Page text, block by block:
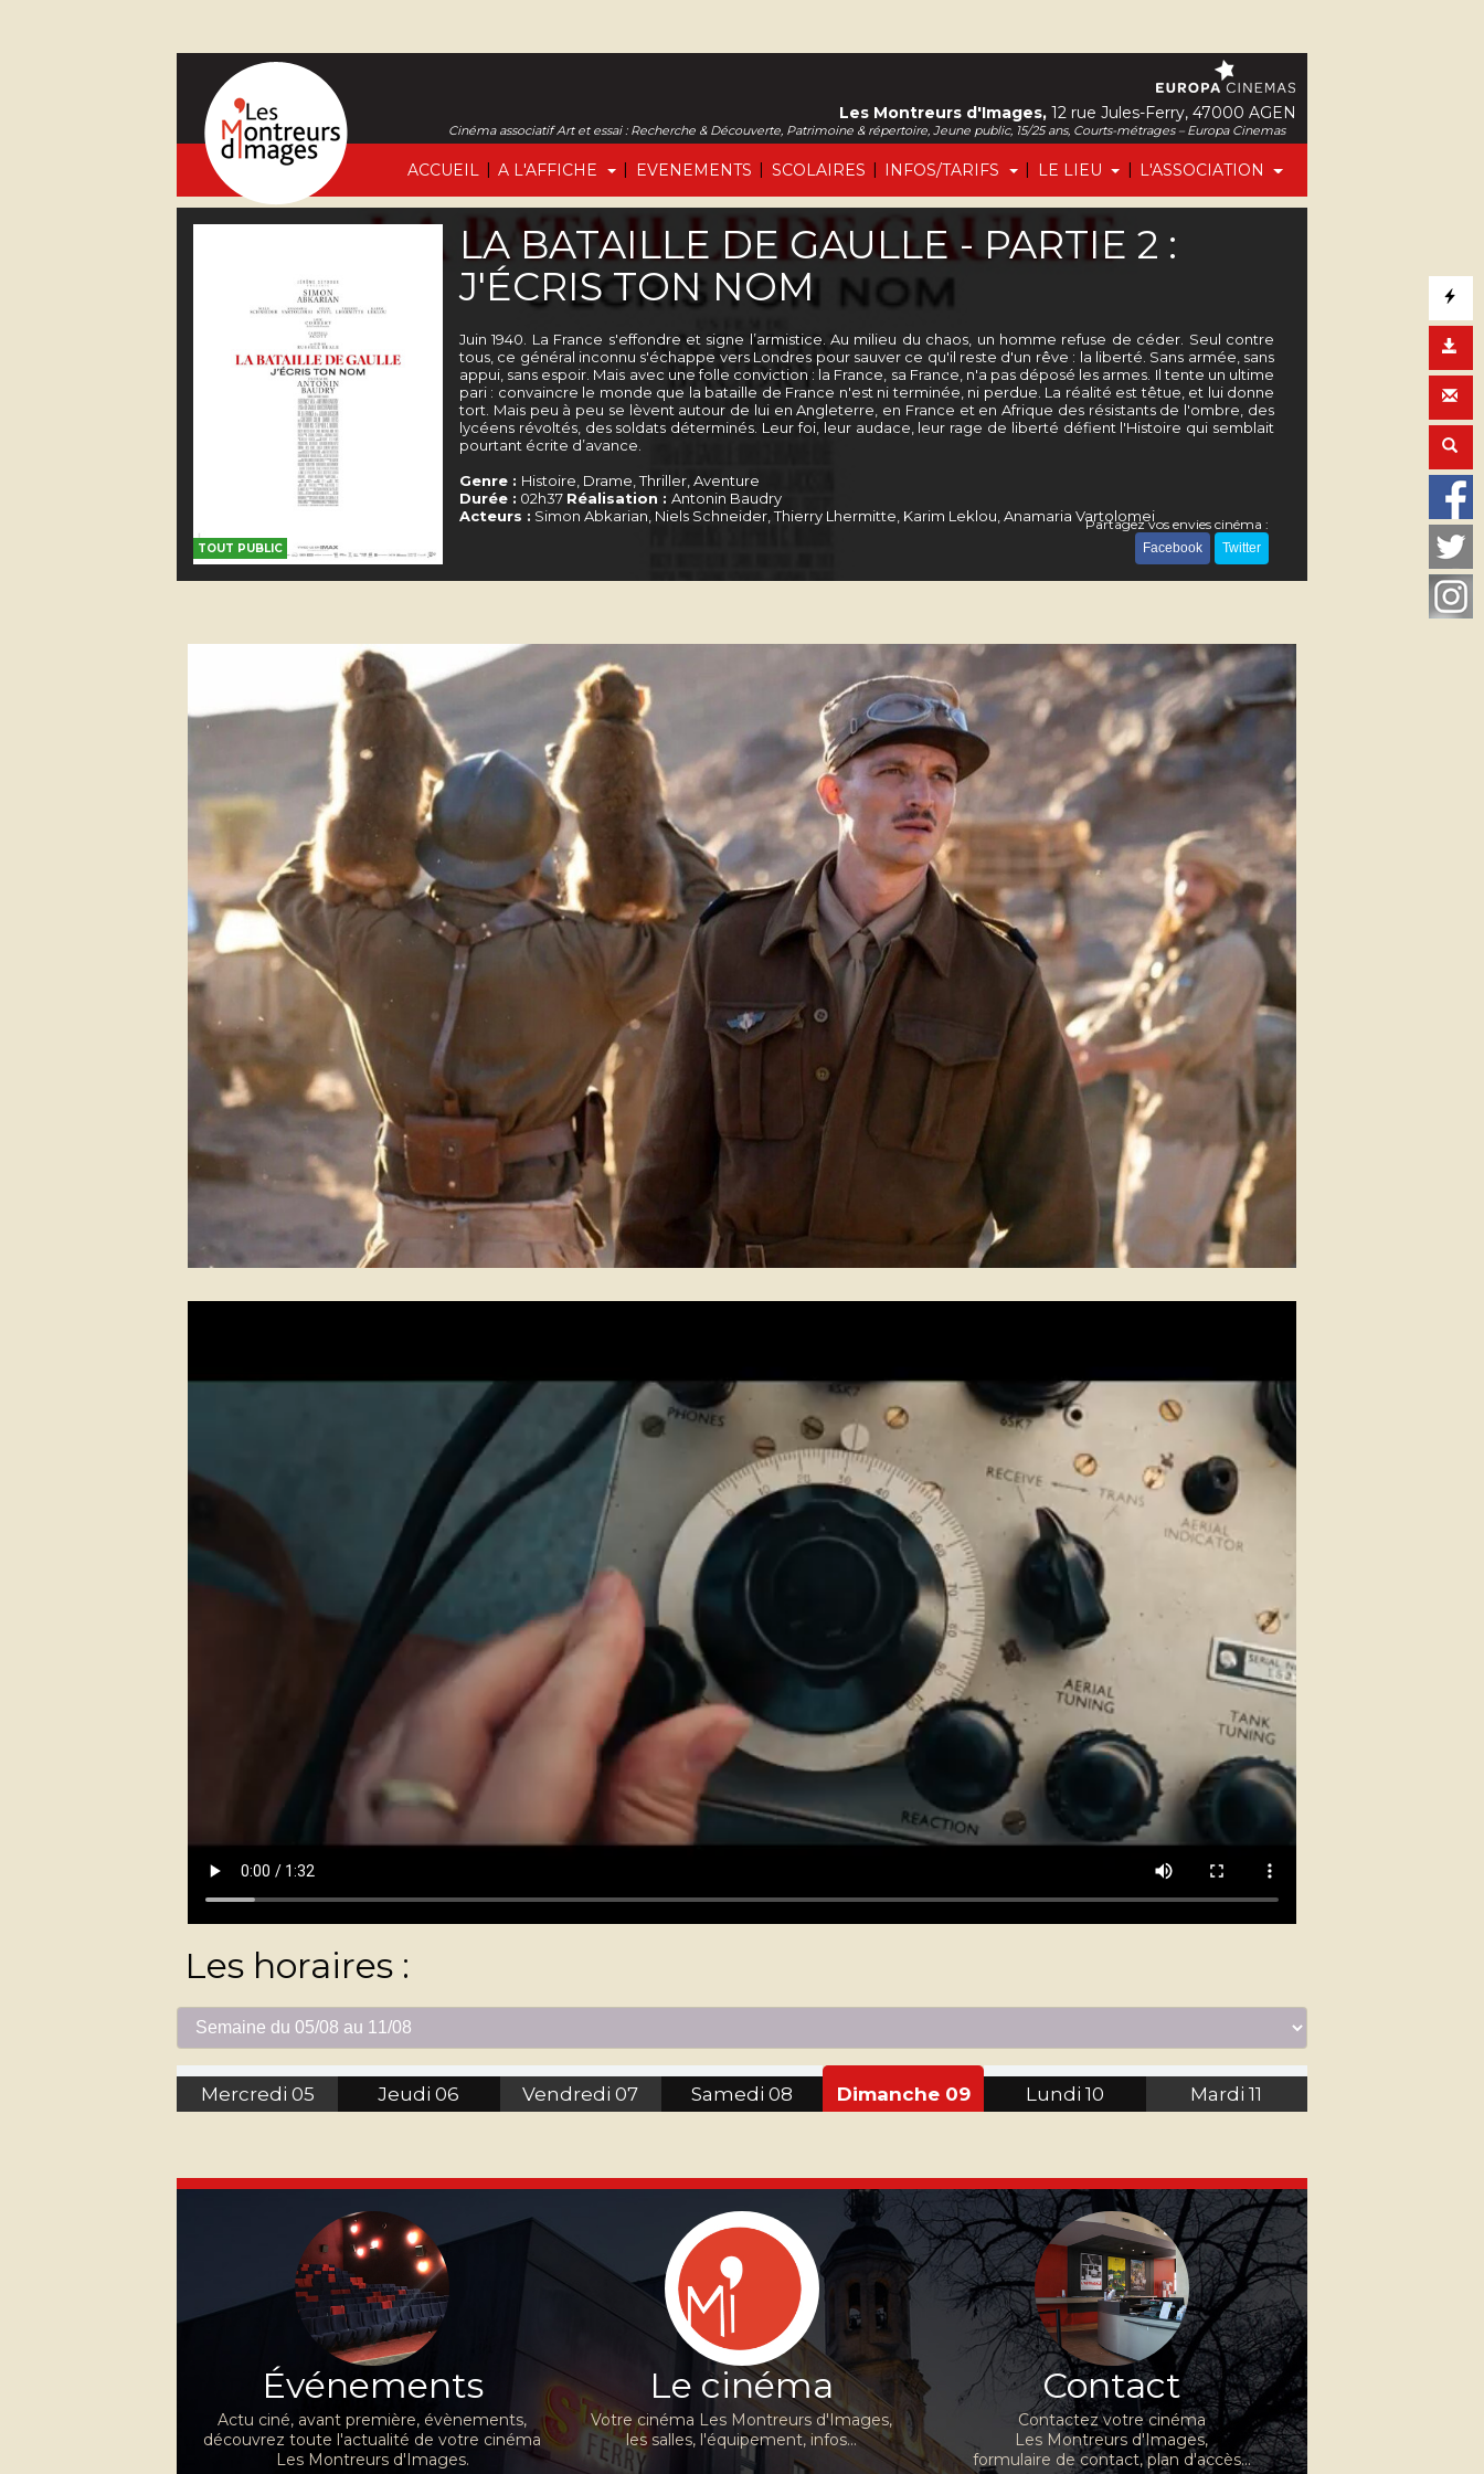
ACCUEIL | A L'AFFICHE | EVENEMENTS | SCOLAIRES | INFOS/TARIFS | LE LIEU | L'ASSOCIATION
Les Montreurs d'Images, 12 rue Jules-Ferry, 47000 AGEN
Cinéma associatif Art et essai : Recherche & Découverte, Patrimoine & répertoire, Jeune public, 15/25 ans, Courts-métrages – Europa Cinemas
TOUT PUBLIC
LA BATAILLE DE GAULLE - PARTIE 2 :
J'ÉCRIS TON NOM
Juin 1940. La France s'effondre et signe l’armistice. Au milieu du chaos, un homme refuse de céder. Seul contre
tous, ce général inconnu s'échappe vers Londres pour sauver ce qu'il reste d'un rêve : la liberté. Sans armée, sans
appui, sans espoir. Mais avec une folle conviction : la France, sa France, n'a pas déposé les armes. Il tente un ultime
pari : convaincre le monde que la bataille de France n'est ni terminée, ni perdue. La réalité est têtue, et lui donne
tort. Mais peu à peu se lèvent autour de lui en Angleterre, en France et en Afrique des résistants de l'ombre, des
lycéens révoltés, des soldats déterminés. Leur foi, leur audace, leur rage de liberté défient l'Histoire qui semblait
pourtant écrite d’avance.
Genre : Histoire, Drame, Thriller, Aventure
Durée : 02h37 Réalisation : Antonin Baudry
Acteurs : Simon Abkarian, Niels Schneider, Thierry Lhermitte, Karim Leklou, Anamaria VartolomeiPartagez vos envies cinéma :
Facebook Twitter
Les horaires :
Mercredi 05 Jeudi 06 Vendredi 07 Samedi 08 Dimanche 09 Lundi 10 Mardi 11
Événements
Actu ciné, avant première, évènements,
découvrez toute l'actualité de votre cinéma
Les Montreurs d'Images.
Le cinéma
Votre cinéma Les Montreurs d'Images,
les salles, l'équipement, infos...
Contact
Contactez votre cinéma
Les Montreurs d'Images,
formulaire de contact, plan d'accès...